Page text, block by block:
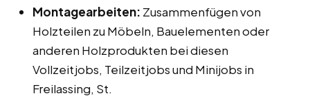
Montagearbeiten: Zusammenfügen von
Holzteilen zu Möbeln, Bauelementen oder
anderen Holzprodukten bei diesen
Vollzeitjobs, Teilzeitjobs und Minijobs in
Freilassing, St.